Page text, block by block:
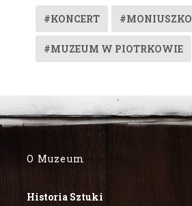
#KONCERT #MONIUSZKO
#MUZEUM W PIOTRKOWIE
O Muzeum
Historia Sztuki